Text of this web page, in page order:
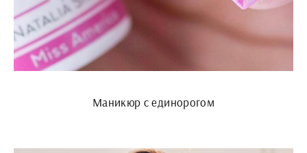
Маникюр с единорогом